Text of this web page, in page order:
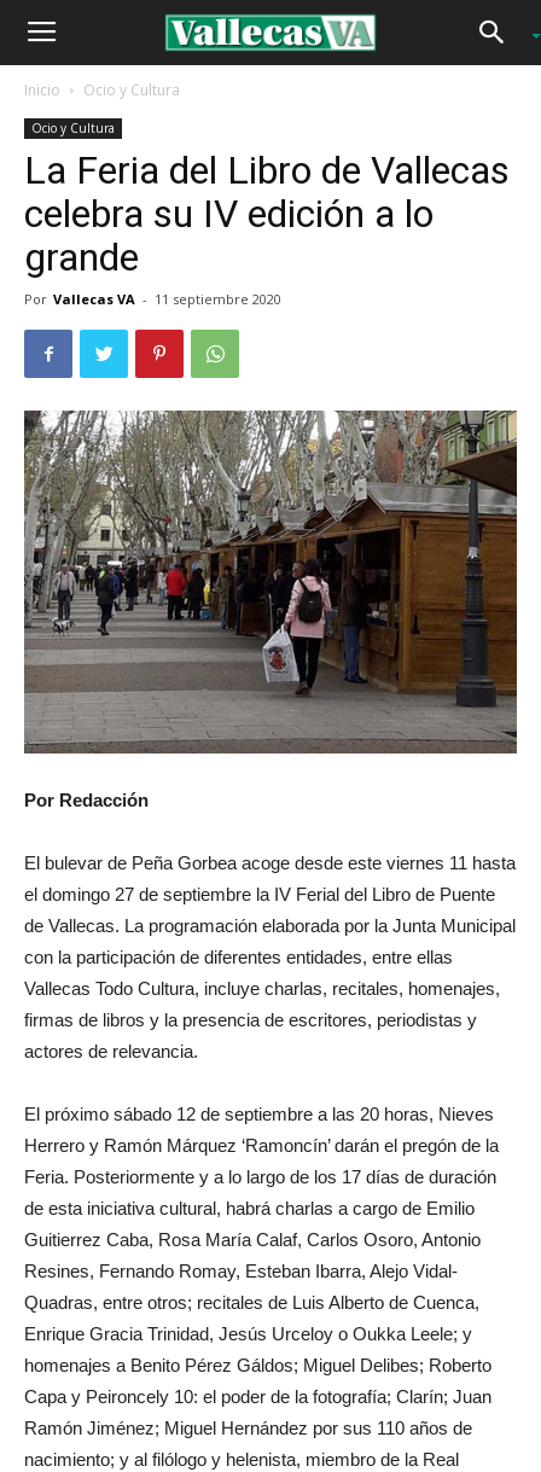
Inicio Ocio y Cultura
Ocio y Cultura
La Feria del Libro de Vallecas
celebra su IV edición a lo
grande
Por Vallecas VA - 11 septiembre 2020
Por Redacción
El bulevar de Peña Gorbea acoge desde este viernes 11 hasta
el domingo 27 de septiembre la IV Ferial del Libro de Puente
de Vallecas. La programación elaborada por la Junta Municipal
con la participación de diferentes entidades, entre ellas
Vallecas Todo Cultura, incluye charlas, recitales, homenajes,
firmas de libros y la presencia de escritores, periodistas y
actores de relevancia.
El próximo sábado 12 de septiembre a las 20 horas, Nieves
Herrero y Ramón Márquez ‘Ramoncín’ darán el pregón de la
Feria. Posteriormente y a lo largo de los 17 días de duración
de esta iniciativa cultural, habrá charlas a cargo de Emilio
Guitierrez Caba, Rosa María Calaf, Carlos Osoro, Antonio
Resines, Fernando Romay, Esteban Ibarra, Alejo Vidal-
Quadras, entre otros; recitales de Luis Alberto de Cuenca,
Enrique Gracia Trinidad, Jesús Urceloy o Oukka Leele; y
homenajes a Benito Pérez Gáldos; Miguel Delibes; Roberto
Capa y Peironcely 10: el poder de la fotografía; Clarín; Juan
Ramón Jiménez; Miguel Hernández por sus 110 años de
nacimiento; y al filólogo y helenista, miembro de la Real